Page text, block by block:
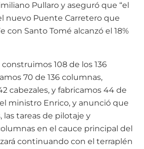
Pullaro y aseguró que “el
nuevo Puente Carretero que
con Santo Tomé alcanzó el 18%
construimos 108 de los 136
70 de 136 columnas,
cabezales, y fabricamos 44 de
el ministro Enrico, y anunció que
las tareas de pilotaje y
en el cauce principal del
continuando con el terraplén